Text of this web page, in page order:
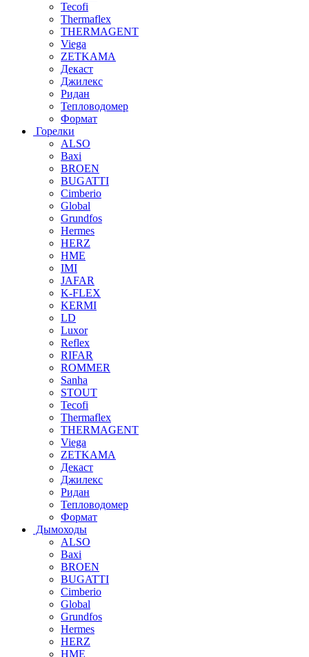
Tecofi
Thermaflex
THERMAGENT
Viega
ZETKAMA
Декаст
Джилекс
Ридан
Тепловодомер
Формат
Горелки
ALSO
Baxi
BROEN
BUGATTI
Cimberio
Global
Grundfos
Hermes
HERZ
HME
IMI
JAFAR
K-FLEX
KERMI
LD
Luxor
Reflex
RIFAR
ROMMER
Sanha
STOUT
Tecofi
Thermaflex
THERMAGENT
Viega
ZETKAMA
Декаст
Джилекс
Ридан
Тепловодомер
Формат
Дымоходы
ALSO
Baxi
BROEN
BUGATTI
Cimberio
Global
Grundfos
Hermes
HERZ
HME